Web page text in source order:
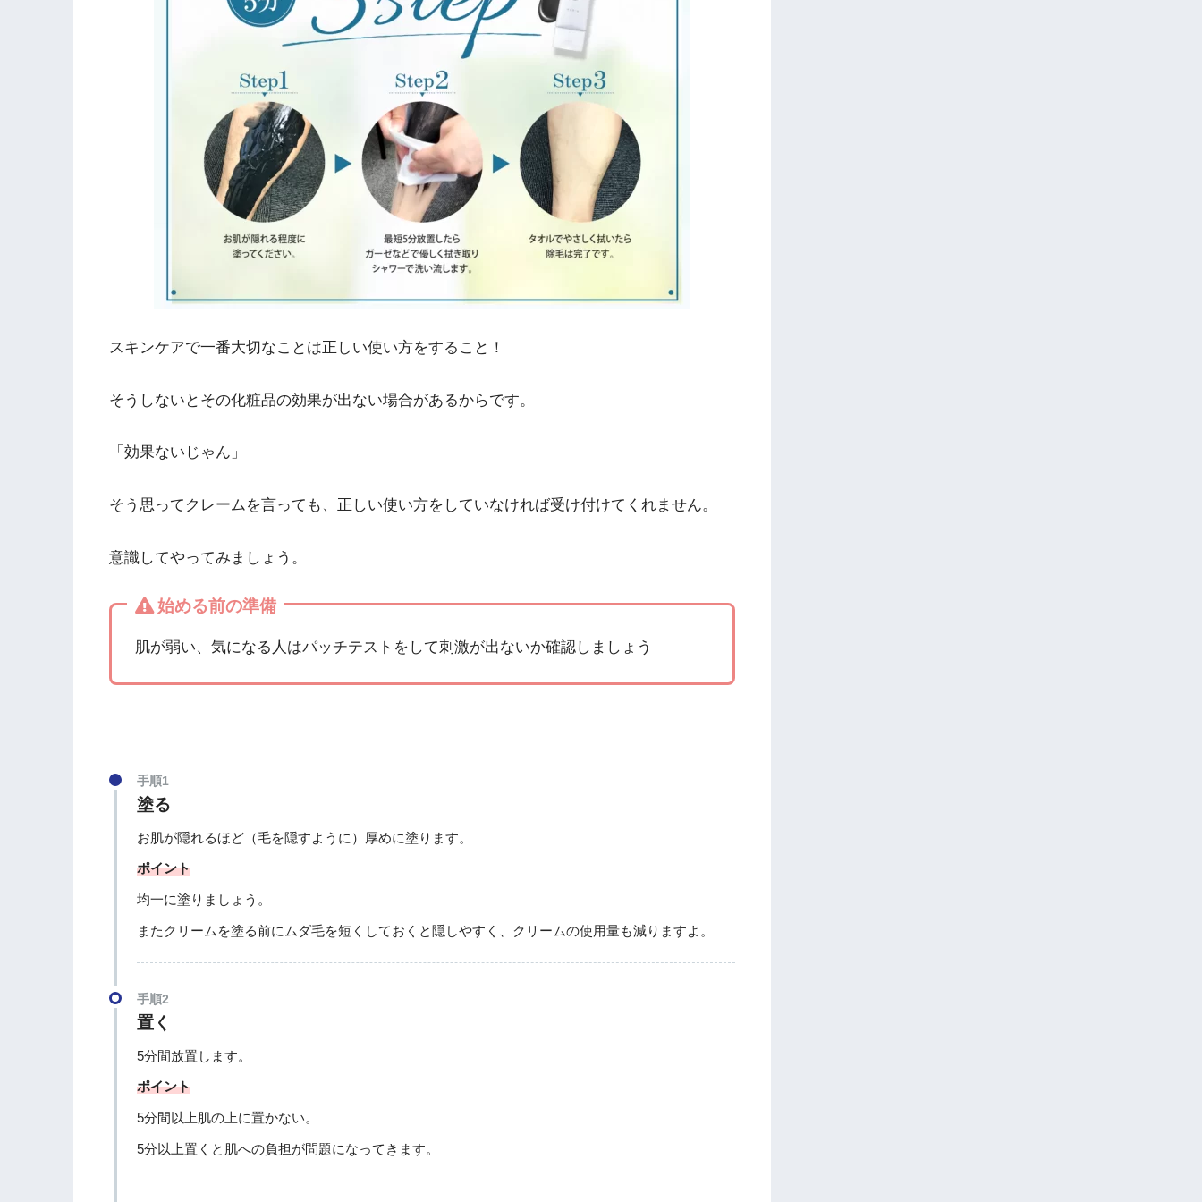
スキンケアで一番大切なことは正しい使い方をすること！
そうしないとその化粧品の効果が出ない場合があるからです。
「効果ないじゃん」
そう思ってクレームを言っても、正しい使い方をしていなければ受け付けてくれません。
意識してやってみましょう。
始める前の準備
肌が弱い、気になる人はパッチテストをして刺激が出ないか確認しましょう
手順1
塗る
お肌が隠れるほど（毛を隠すように）厚めに塗ります。
ポイント
均一に塗りましょう。
またクリームを塗る前にムダ毛を短くしておくと隠しやすく、クリームの使用量も減りますよ。
手順2
置く
5分間放置します。
ポイント
5分間以上肌の上に置かない。
5分以上置くと肌への負担が問題になってきます。